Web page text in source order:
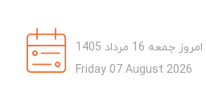
امروز جمعه 16 مرداد 1405
Friday 07 August 2026